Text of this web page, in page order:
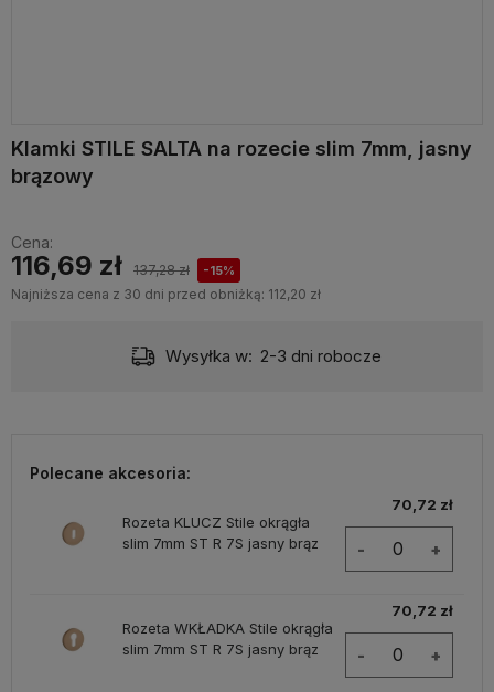
Klamki STILE SALTA na rozecie slim 7mm, jasny
brązowy
Cena:
116,69 zł 137,28 zł -15%
Najniższa cena z 30 dni przed obniżką: 112,20 zł
Wysyłka w: 2-3 dni robocze
Polecane akcesoria:
Rozeta KLUCZ Stile okrągła
slim 7mm ST R 7S jasny brąz
70,72 zł
- +
Rozeta WKŁADKA Stile okrągła
slim 7mm ST R 7S jasny brąz
70,72 zł
- +